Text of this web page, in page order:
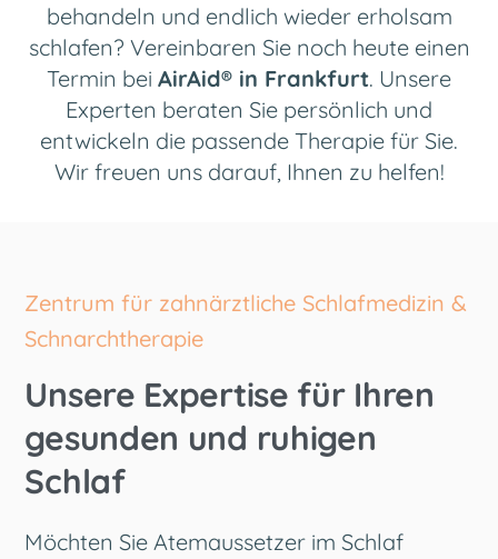
behandeln und endlich wieder erholsam
schlafen? Vereinbaren Sie noch heute einen
Termin bei AirAid® in Frankfurt. Unsere
Experten beraten Sie persönlich und
entwickeln die passende Therapie für Sie.
Wir freuen uns darauf, Ihnen zu helfen!
Zentrum für zahnärztliche Schlafmedizin &
Schnarchtherapie
Unsere Expertise für Ihren
gesunden und ruhigen
Schlaf
Möchten Sie Atemaussetzer im Schlaf